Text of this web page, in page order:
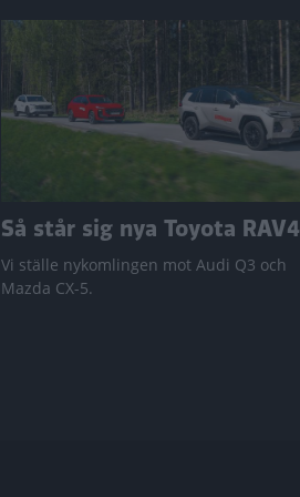
Så står sig nya Toyota RAV4
Vi ställe nykomlingen mot Audi Q3 och
Mazda CX-5.